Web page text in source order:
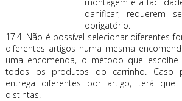
danificar, requerem
obrigatório.
17.4. Não é possível selecionar diferentes
diferentes artigos numa mesma
uma encomenda, o método que
todos os produtos do carrinho. Caso
entrega diferentes por artigo, terá que
distintas.